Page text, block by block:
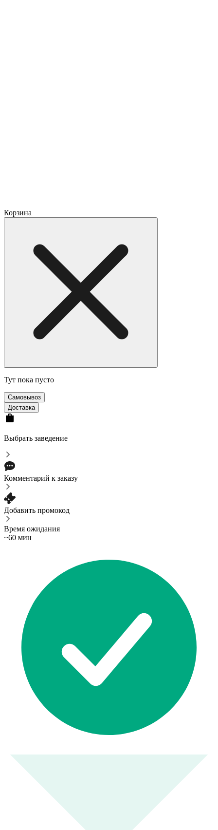
Корзина
Тут пока пусто
Cамовывоз
Доставка
Выбрать заведение
Комментарий к заказу
Добавить промокод
Время ожидания
~60 мин